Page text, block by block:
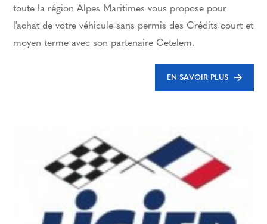
toute la région Alpes Maritimes vous propose pour
l'achat de votre véhicule sans permis des Crédits court et
moyen terme avec son partenaire Cetelem.
EN SAVOIR PLUS